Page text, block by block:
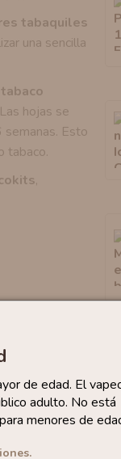
de edad. El
adulto. No está
menores de
tabaquiles
una sencilla
hojas se
Esto
tabaco.
,